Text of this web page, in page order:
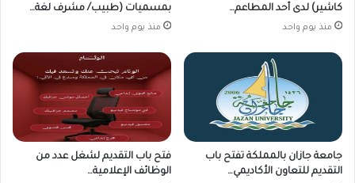
كاشير) لدى أحد المطاعم…
منذ يوم واحد
بمسميات (طبيب/ مشرف لغة…
منذ يوم واحد
جامعة جازان بالمملكة تفتح باب
التقديم للتعاون الأكاديمي…
فتح باب التقديم لشغل عدد من
الوظائف الإعلامية…